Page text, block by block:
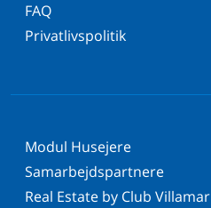
FAQ
Privatlivspolitik
Modul Husejere
Samarbejdspartnere
Real Estate by Club Villamar